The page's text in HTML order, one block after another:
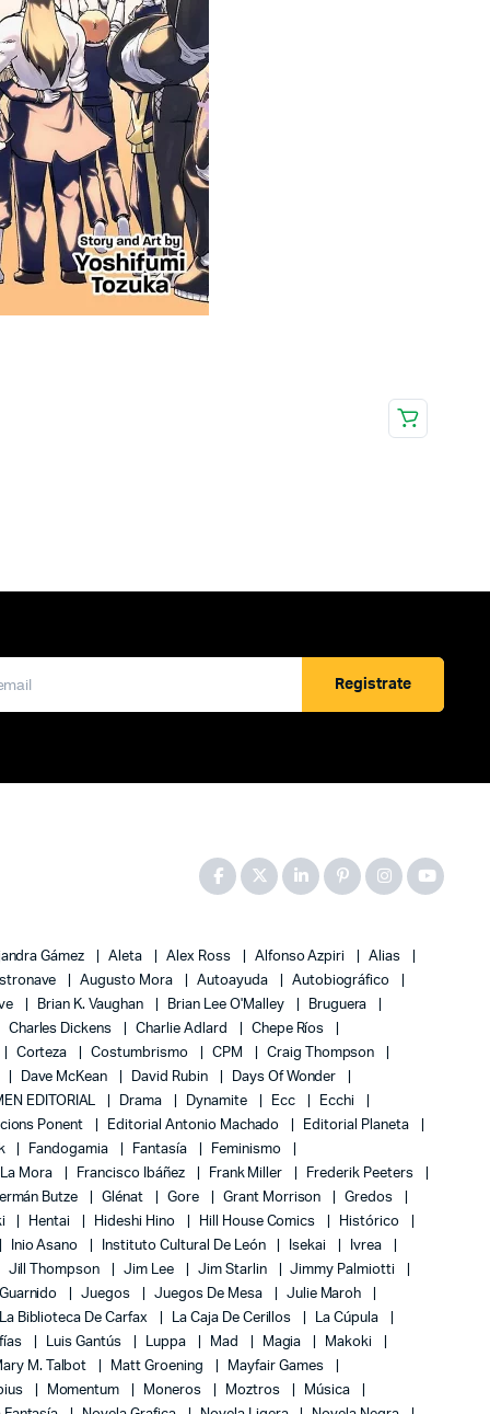
Registrate
Gámez Aleta Alex Ross Alfonso Azpiri
Alias
Augusto Mora Autoayuda
Autobiográfico
Brian K. Vaughan Brian Lee O'Malley
Bruguera
Charles Dickens Charlie Adlard
Chepe Ríos
Corteza Costumbrismo CPM
Craig Thompson
Dave McKean David Rubin
Days Of Wonder
EDITORIAL Drama Dynamite Ecc
Ecchi
Ponent Editorial Antonio Machado
Editorial Planeta
Fandogamia Fantasía
Feminismo
Mora Francisco Ibáñez Frank Miller
Frederik Peeters
Butze Glénat Gore Grant Morrison
Gredos
Hentai Hideshi Hino Hill House Comics
Histórico
Inio Asano Instituto Cultural De León Isekai
Ivrea
Jill Thompson Jim Lee Jim Starlin
Jimmy Palmiotti
Juegos Juegos De Mesa
Julie Maroh
La Biblioteca De Carfax La Caja De Cerillos
La Cúpula
Luis Gantús Luppa Mad Magia
Makoki
M. Talbot Matt Groening
Mayfair Games
Momentum Moneros Moztros
Música